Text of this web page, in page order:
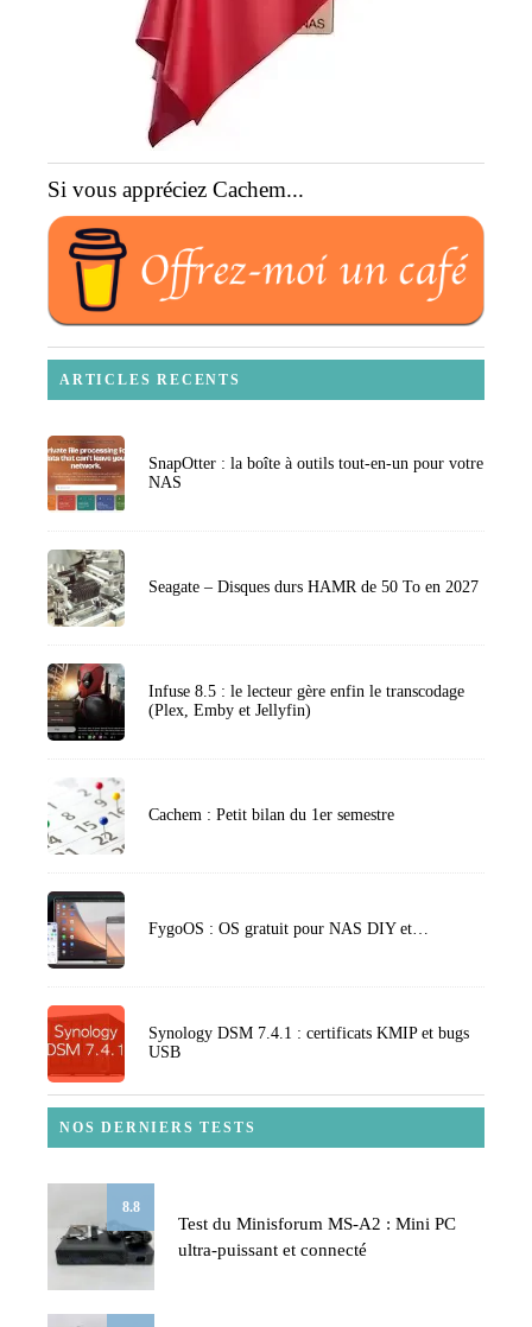
Si vous appréciez Cachem...
ARTICLES RECENTS
SnapOtter : la boîte à outils tout-en-un pour votre
NAS
Seagate – Disques durs HAMR de 50 To en 2027
Infuse 8.5 : le lecteur gère enfin le transcodage
(Plex, Emby et Jellyfin)
Cachem : Petit bilan du 1er semestre
FygoOS : OS gratuit pour NAS DIY et…
Synology DSM 7.4.1 : certificats KMIP et bugs
USB
NOS DERNIERS TESTS
8.8
Test du Minisforum MS-A2 : Mini PC
ultra-puissant et connecté